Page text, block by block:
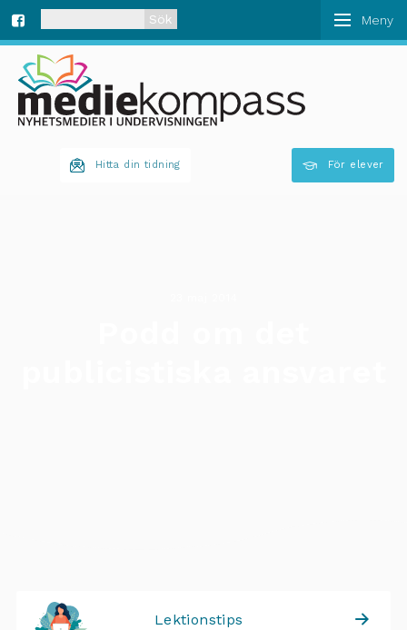
ce
När automatisk komplettering av resultat är
Hitta din tidning För elever
Lektionstips